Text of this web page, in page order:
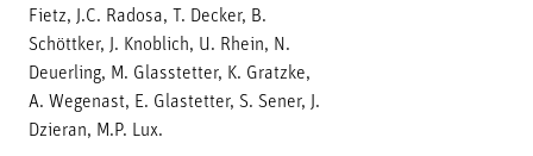
Fietz, J.C. Radosa, T. Decker, B.
Schöttker, J. Knoblich, U. Rhein, N.
Deuerling, M. Glasstetter, K. Gratzke,
A. Wegenast, E. Glastetter, S. Sener, J.
Dzieran, M.P. Lux.